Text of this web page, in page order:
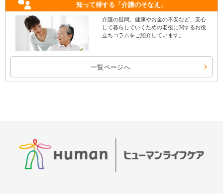
知って得する 「介護のそなえ」
介護の疑問、健康やお金の不安など、安心
して暮らしていくための老後に関するお役
立ちコラムをご紹介しています。
一覧ページへ